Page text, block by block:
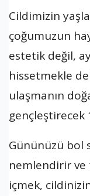
Cildimizin
çoğumuzun
estetik değil,
hissetmekle
ulaşmanın
Gününüzü bol
nemlendirir
içmek,